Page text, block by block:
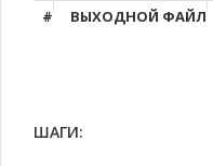
# ВЫХОДНОЙ ФАЙЛ
ШАГИ: